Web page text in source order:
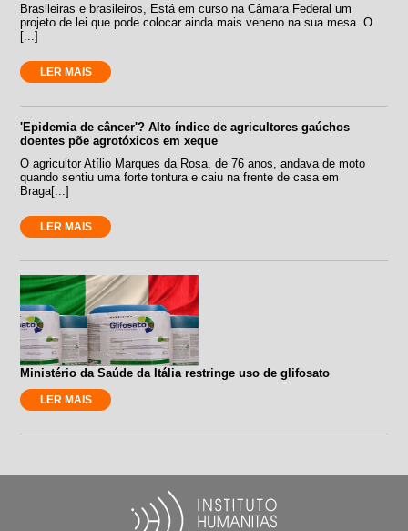
Brasileiras e brasileiros, Está em curso na Câmara Federal um
projeto de lei que pode colocar ainda mais veneno na sua mesa. O
[...]
LER MAIS
'Epidemia de câncer'? Alto índice de agricultores gaúchos
doentes põe agrotóxicos em xeque
O agricultor Atílio Marques da Rosa, de 76 anos, andava de moto
quando sentiu uma forte tontura e caiu na frente de casa em
Braga[...]
LER MAIS
Ministério da Saúde da Itália restringe uso de glifosato
LER MAIS